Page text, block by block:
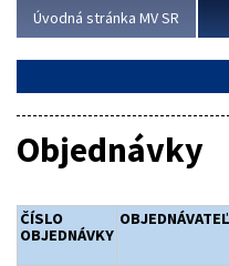
Úvodná stránka MV SR
Objednávky
ČÍSLO
OBJEDNÁVKY
OBJEDNÁVATEĽ